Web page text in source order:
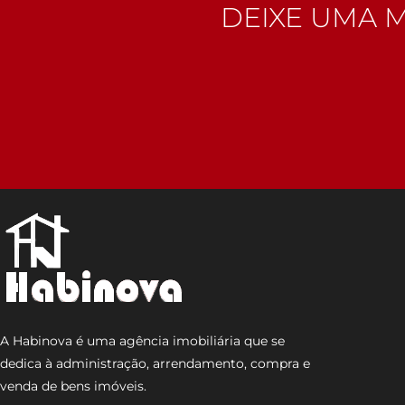
DEIXE UMA
A Habinova é uma agência imobiliária que se
dedica à administração, arrendamento, compra e
venda de bens imóveis.